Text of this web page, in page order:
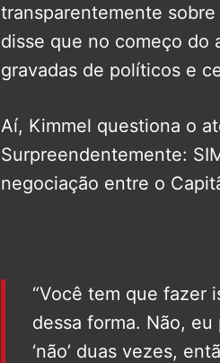
transparentemente
disse que no começo do
gravadas de políticos e
Aí, Kimmel questiona o
Surpreendentemente:
negociação entre o
“Você tem que fazer
dessa forma. Não,
‘não’ duas vezes,